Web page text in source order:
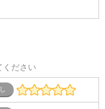
社
不動産・保険・サ
ださい